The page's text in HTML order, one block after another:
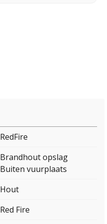
RedFire
Brandhout opslag
Buiten vuurplaats
Hout
Red Fire